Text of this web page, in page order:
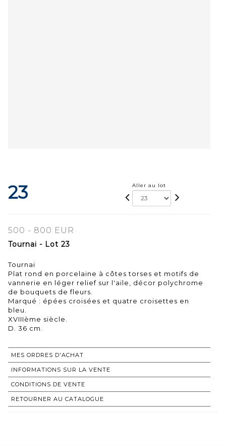
23 Aller au lot
500 - 800 EUR
Tournai - Lot 23
Tournai
Plat rond en porcelaine à côtes torses et motifs de
vannerie en léger relief sur l'aile, décor polychrome
de bouquets de fleurs.
Marqué : épées croisées et quatre croisettes en
bleu.
XVIIIème siècle.
MES ORDRES D'ACHAT
INFORMATIONS SUR LA VENTE
CONDITIONS DE VENTE
RETOURNER AU CATALOGUE